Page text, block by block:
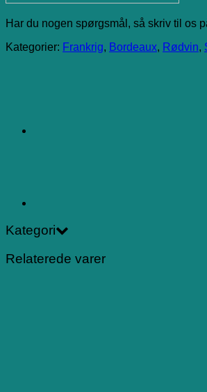
Har du nogen spørgsmål, så skriv til os
Kategorier: Frankrig, Bordeaux, Rødvin,
Kategori
Relaterede varer